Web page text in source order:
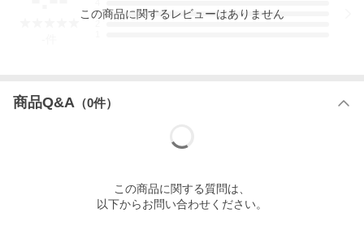
3
この商品に関するレビューはありません
商品Q&A （0件）
この商品に関する質問は、
以下からお問い合わせください。